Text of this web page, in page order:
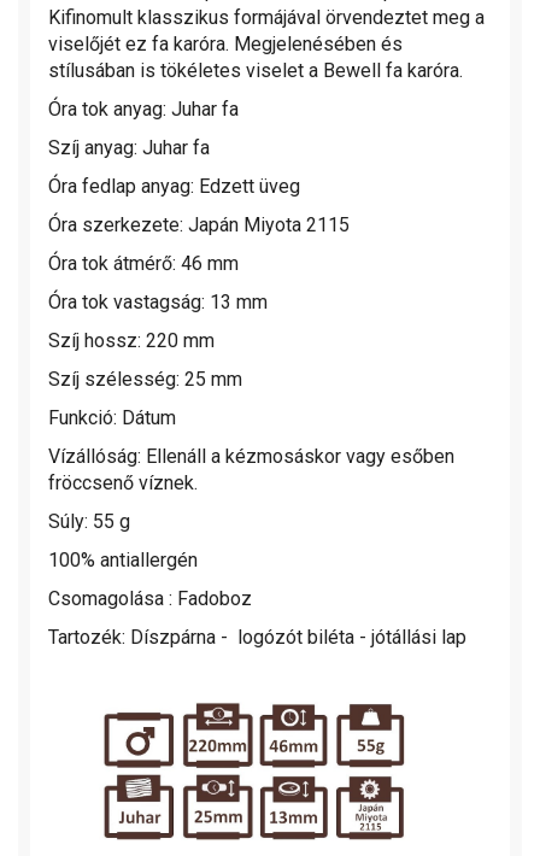
Kifinomult klasszikus formájával örvendeztet meg a
viselőjét ez fa karóra. Megjelenésében és
stílusában is tökéletes viselet a Bewell fa karóra.
Óra tok anyag: Juhar fa
Szíj anyag: Juhar fa
Óra fedlap anyag: Edzett üveg
Óra szerkezete: Japán Miyota 2115
Óra tok átmérő: 46 mm
Óra tok vastagság: 13 mm
Szíj hossz: 220 mm
Szíj szélesség: 25 mm
Funkció: Dátum
Vízállóság: Ellenáll a kézmosáskor vagy esőben
fröccsenő víznek.
Súly: 55 g
100% antiallergén
Csomagolása : Fadoboz
Tartozék: Díszpárna - logózót biléta - jótállási lap